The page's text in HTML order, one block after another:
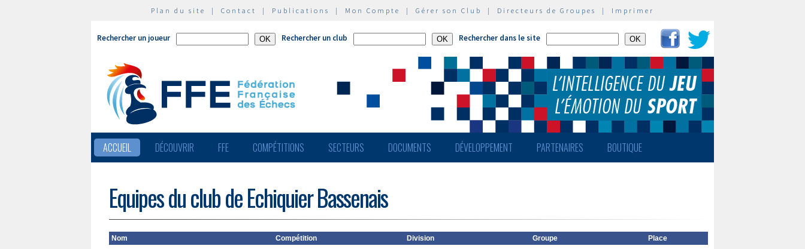
Plan du site | Contact | Publications | Mon Compte | Gérer son Club | Directeurs de Groupes | Imprimer
Rechercher un joueur Rechercher un club Rechercher dans le site
ACCUEIL DÉCOUVRIR FFE COMPÉTITIONS SECTEURS DOCUMENTS DÉVELOPPEMENT PARTENAIRES BOUTIQUE
Equipes du club de Echiquier Bassenais
Nom Compétition Division Groupe Place